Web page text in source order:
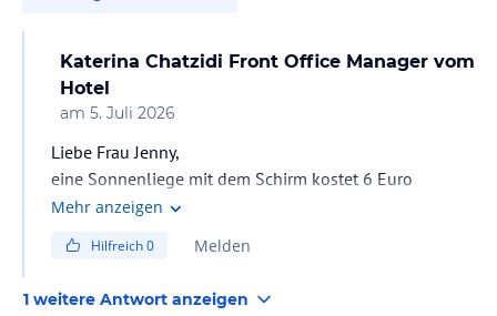
Katerina Chatzidi Front Office Manager vom
Hotel
am 5. Juli 2026
Liebe Frau Jenny,
eine Sonnenliege mit dem Schirm kostet 6 Euro
Mehr anzeigen
Hilfreich0 Melden
1 weitere Antwort anzeigen